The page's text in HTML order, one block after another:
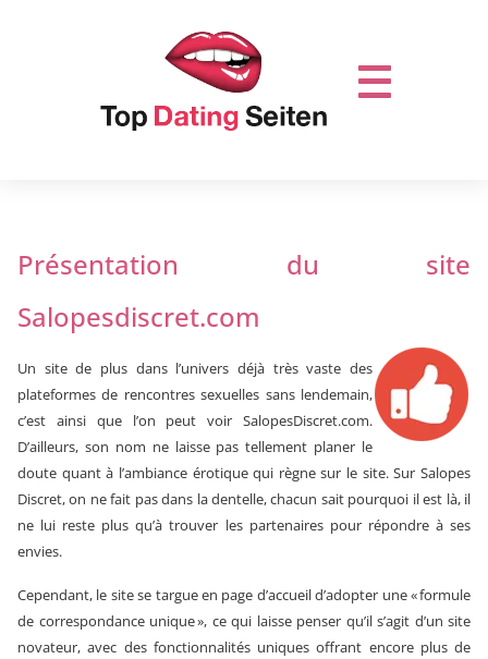
Présentation du site
Salopesdiscret.com
Un site de plus dans l’univers déjà très vaste des
plateformes de rencontres sexuelles sans lendemain,
c’est ainsi que l’on peut voir SalopesDiscret.com.
D’ailleurs, son nom ne laisse pas tellement planer le
doute quant à l’ambiance érotique qui règne sur le site. Sur Salopes
Discret, on ne fait pas dans la dentelle, chacun sait pourquoi il est là, il
ne lui reste plus qu’à trouver les partenaires pour répondre à ses
envies.
Cependant, le site se targue en page d’accueil d’adopter une « formule
de correspondance unique », ce qui laisse penser qu’il s’agit d’un site
novateur, avec des fonctionnalités uniques offrant encore plus de